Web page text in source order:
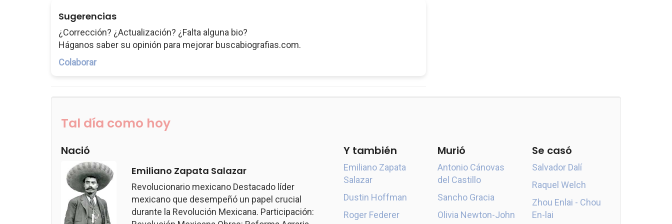
Sugerencias
¿Corrección? ¿Actualización? ¿Falta alguna bio?
Háganos saber su opinión para mejorar buscabiografias.com.
Colaborar
Tal día como hoy
Nació
Emiliano Zapata Salazar
Revolucionario mexicano Destacado líder
mexicano que desempeñó un papel crucial
durante la Revolución Mexicana. Participación:
Y también
Emiliano Zapata
Salazar
Dustin Hoffman
Roger Federer
Murió
Antonio Cánovas
del Castillo
Sancho Gracia
Olivia Newton-John
Se casó
Salvador Dalí
Raquel Welch
Zhou Enlai - Chou
En-lai